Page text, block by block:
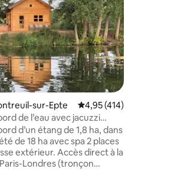
sur-Epte Note moyenne de
4,95 (414)
de l’eau avec jacuzzi
d’un étang de 1,8 ha, dans
de 18 ha avec spa 2 places
extérieur. Accès direct à la
Londres (tronçon